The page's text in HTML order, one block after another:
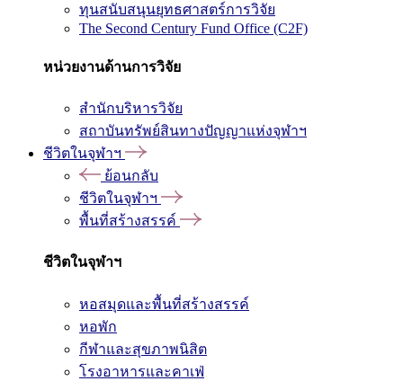
ทุนสนับสนุนยุทธศาสตร์การวิจัย
The Second Century Fund Office (C2F)
หน่วยงานด้านการวิจัย
สำนักบริหารวิจัย
สถาบันทรัพย์สินทางปัญญาแห่งจุฬาฯ
ชีวิตในจุฬาฯ
ย้อนกลับ
ชีวิตในจุฬาฯ
พื้นที่สร้างสรรค์
ชีวิตในจุฬาฯ
หอสมุดและพื้นที่สร้างสรรค์
หอพัก
กีฬาและสุขภาพนิสิต
โรงอาหารและคาเฟ่